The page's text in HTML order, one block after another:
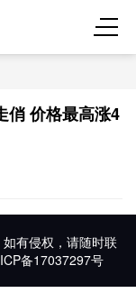
俏 价格最高涨4
有侵权，请随时联
备17037297号